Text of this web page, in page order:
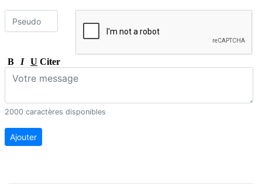
B I U Citer
2000 caractères disponibles
Ajouter